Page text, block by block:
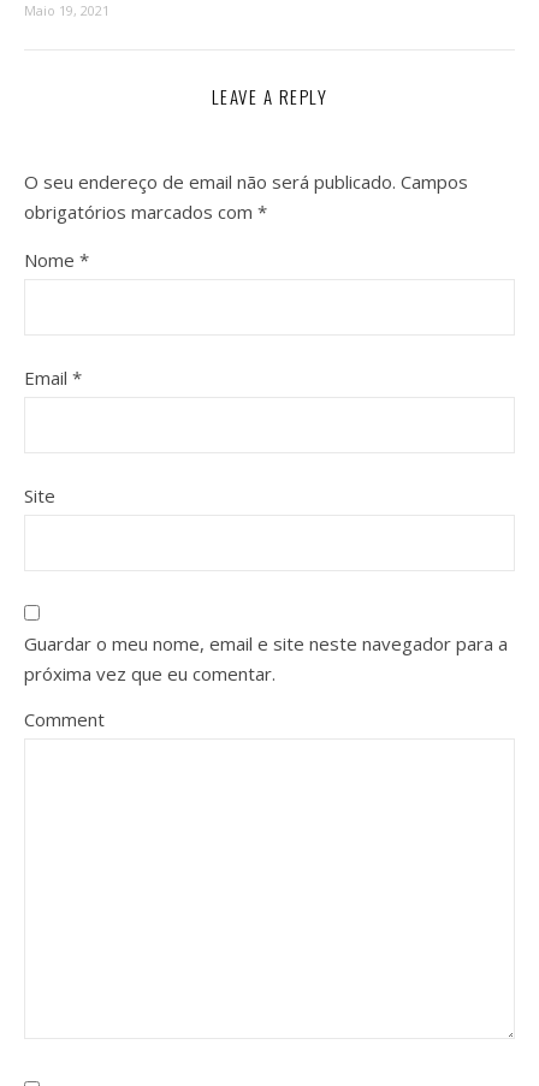
Maio 19, 2021
LEAVE A REPLY
O seu endereço de email não será publicado. Campos
obrigatórios marcados com *
Nome *
Email *
Site
Guardar o meu nome, email e site neste navegador para a
próxima vez que eu comentar.
Comment